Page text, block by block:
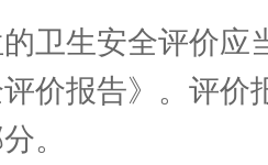
卫生安全评价应
价报告》。评价
。